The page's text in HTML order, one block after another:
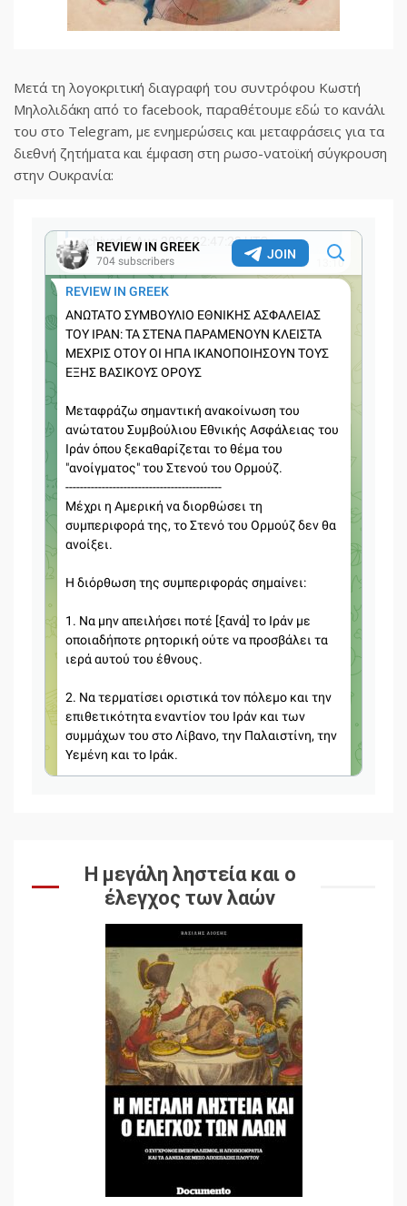
Μετά τη λογοκριτική διαγραφή του συντρόφου Κωστή
Μηλολιδάκη από το facebook, παραθέτουμε εδώ το κανάλι
του στο Telegram, με ενημερώσεις και μεταφράσεις για τα
διεθνή ζητήματα και έμφαση στη ρωσο-νατοϊκή σύγκρουση
στην Ουκρανία:
Η μεγάλη ληστεία και ο
έλεγχος των λαών